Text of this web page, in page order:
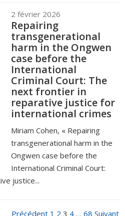
2 février 2026
Repairing
transgenerational
harm in the Ongwen
case before the
International
Criminal Court: The
next frontier in
reparative justice for
international crimes
Miriam Cohen, « Repairing
transgenerational harm in the
Ongwen case before the
International Criminal Court:
justice...
Précédent 1 2 3 4 … 68 Suivant